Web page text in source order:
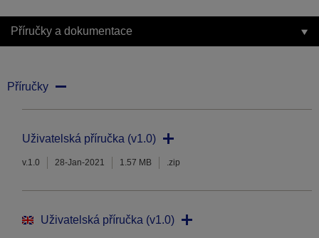
Příručky a dokumentace
Příručky
Uživatelská příručka (v1.0)
v.1.0 28-Jan-2021 1.57 MB .zip
Uživatelská příručka (v1.0)